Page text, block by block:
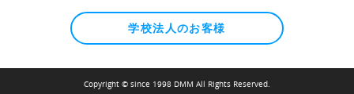
学校法人のお客様
Copyright © since 1998 DMM All Rights Reserved.